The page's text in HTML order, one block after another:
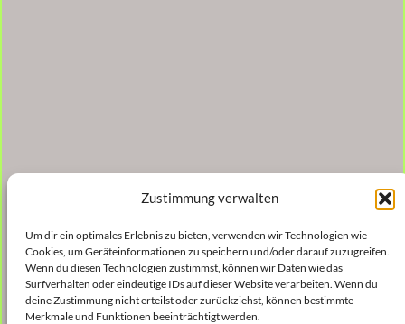
Zustimmung verwalten
Um dir ein optimales Erlebnis zu bieten, verwenden wir Technologien wie
Cookies, um Geräteinformationen zu speichern und/oder darauf zuzugreifen.
Wenn du diesen Technologien zustimmst, können wir Daten wie das
Surfverhalten oder eindeutige IDs auf dieser Website verarbeiten. Wenn du
deine Zustimmung nicht erteilst oder zurückziehst, können bestimmte
Merkmale und Funktionen beeinträchtigt werden.